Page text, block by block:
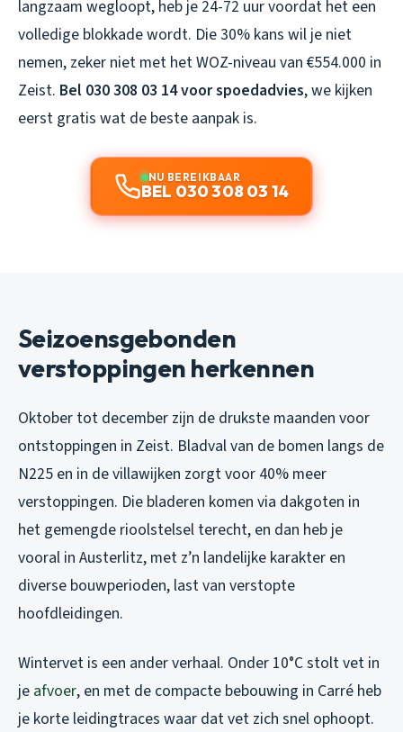
langzaam wegloopt, heb je 24-72 uur voordat het een
volledige blokkade wordt. Die 30% kans wil je niet
nemen, zeker niet met het WOZ-niveau van €554.000 in
Zeist. Bel 030 308 03 14 voor spoedadvies, we kijken
eerst gratis wat de beste aanpak is.
NU BEREIKBAAR
BEL 030 308 03 14
Seizoensgebonden
verstoppingen herkennen
Oktober tot december zijn de drukste maanden voor
ontstoppingen in Zeist. Bladval van de bomen langs de
N225 en in de villawijken zorgt voor 40% meer
verstoppingen. Die bladeren komen via dakgoten in
het gemengde rioolstelsel terecht, en dan heb je
vooral in Austerlitz, met z’n landelijke karakter en
diverse bouwperioden, last van verstopte
hoofdleidingen.
Wintervet is een ander verhaal. Onder 10°C stolt vet in
je afvoer, en met de compacte bebouwing in Carré heb
je korte leidingtraces waar dat vet zich snel ophoopt.